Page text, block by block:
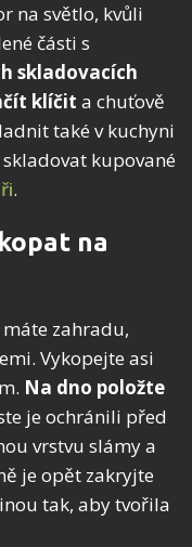
na světlo, kvůli
části s
skladovacích
klíčit a chuťově
také v kuchyni
kupované
.
na
zahradu,
Vykopejte asi
Na dno položte
je ochránili před
vrstvu slámy a
je opět zakryjte
tak, aby tvořila